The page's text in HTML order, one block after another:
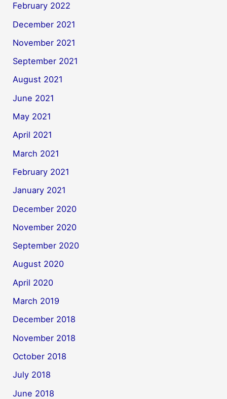
February 2022
December 2021
November 2021
September 2021
August 2021
June 2021
May 2021
April 2021
March 2021
February 2021
January 2021
December 2020
November 2020
September 2020
August 2020
April 2020
March 2019
December 2018
November 2018
October 2018
July 2018
June 2018